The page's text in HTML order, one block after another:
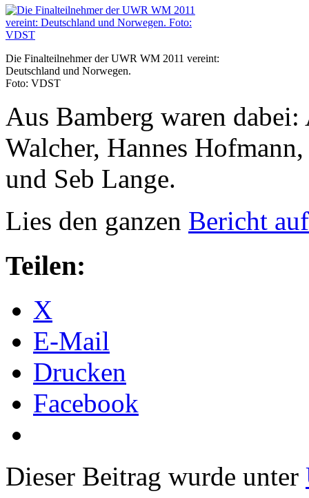
Die Finalteilnehmer der UWR WM 2011 vereint:
Deutschland und Norwegen.
Foto: VDST
Aus Bamberg waren
Walcher, Hannes
und Seb Lange.
Lies den ganzen Bericht
Teilen:
X
E-Mail
Drucken
Facebook
Dieser Beitrag wurde unter